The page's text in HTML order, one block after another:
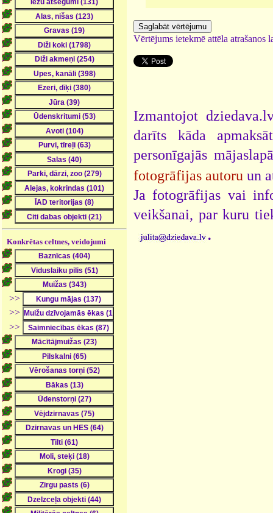
Konkrētas celtnes, veidojumi
>>
>>
>>
Vērtējums ietekmē attēla atrašanos
Izmantojot
darīts kāda
personīgajās
fotogrāfijas autoru un
Ja fotogrāfijas vai
veikšanai, par kuru
.